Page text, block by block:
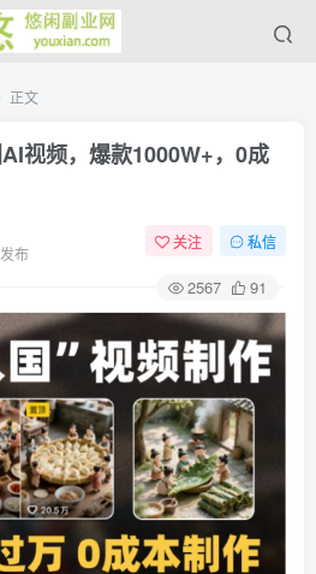
正文
视频，爆款1000W+，0成
布
关注 私信
2567 91